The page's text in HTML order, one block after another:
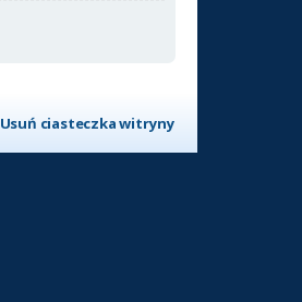
Usuń ciasteczka witryny